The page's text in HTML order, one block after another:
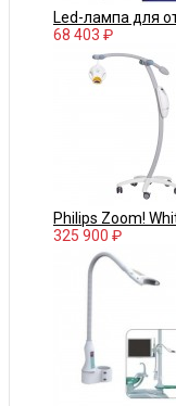
Led-лампа для
68 403 ₽
Philips Zoom!
325 900 ₽